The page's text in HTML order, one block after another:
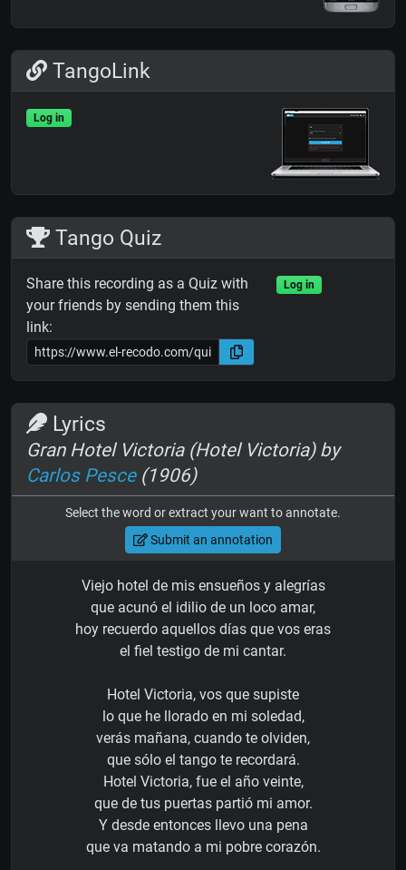
TangoLink
Log in
Tango Quiz
Share this recording as a Quiz with
your friends by sending them this
link:
Log in
Lyrics
Gran Hotel Victoria (Hotel Victoria) by
Carlos Pesce(1906)
Select the word or extract your want to annotate.
Submit an annotation
Viejo hotel de mis ensueños y alegrías
que acunó el idilio de un loco amar,
hoy recuerdo aquellos días que vos eras
el fiel testigo de mi cantar.
Hotel Victoria, vos que supiste
lo que he llorado en mi soledad,
verás mañana, cuando te olviden,
que sólo el tango te recordará.
Hotel Victoria, fue el año veinte,
que de tus puertas partió mi amor.
Y desde entonces llevo una pena
que va matando a mi pobre corazón.